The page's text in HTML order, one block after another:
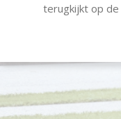
terugkijkt op